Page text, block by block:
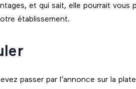
et qui sait, elle pourrait vous
établissement.
passer par l’annonce sur la